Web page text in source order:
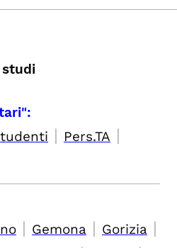
studi
| Pers.TA |
| Gemona | Gorizia |